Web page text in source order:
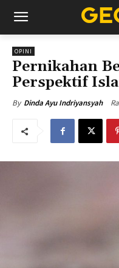
OPINI
Pernikahan
Perspektif
By Dinda Ayu Indriyansyah